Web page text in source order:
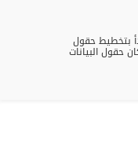
بتخطيط حقول
حقول البيانات